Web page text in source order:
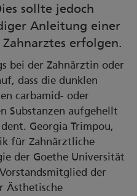
sollte jedoch
Anleitung einer
erfolgen.
bei der Zahnärztin oder
dass die dunklen
carbamid- oder
Substanzen aufgehellt
Georgia Trimpou,
für Zahnärztliche
der Goethe Universität
der
Ästhetische